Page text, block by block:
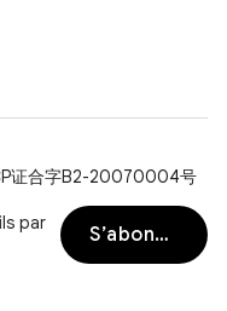
证合字B2-20070004号
par
S’abonner